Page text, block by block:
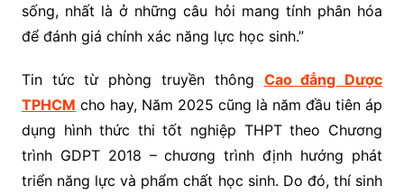
sống, nhất là ở những câu hỏi mang tính phân hóa
để đánh giá chính xác năng lực học sinh.”
Tin tức từ phòng truyền thông Cao đẳng Dược
TPHCM cho hay, Năm 2025 cũng là năm đầu tiên áp
dụng hình thức thi tốt nghiệp THPT theo Chương
trình GDPT 2018 – chương trình định hướng phát
triển năng lực và phẩm chất học sinh. Do đó, thí sinh